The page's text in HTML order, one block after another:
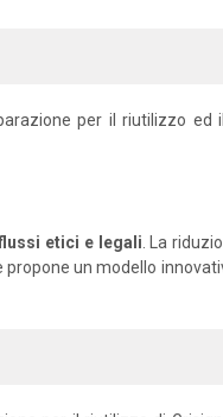
per il riutilizzo ed
etici e legali . La
un modello